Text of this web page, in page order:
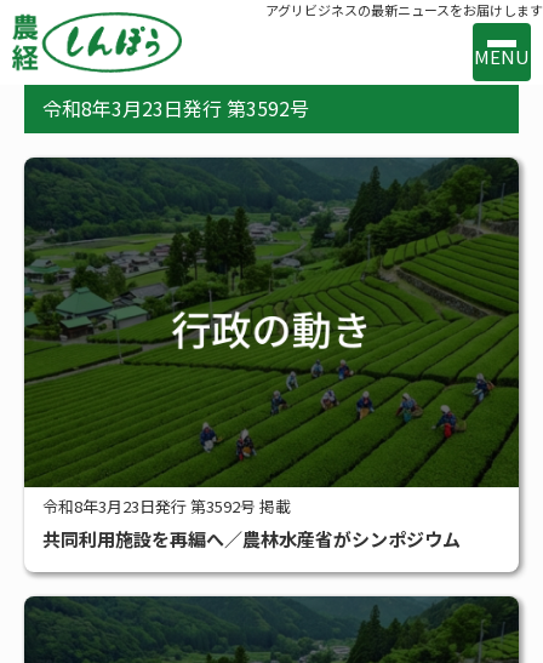
アグリビジネスの最新ニュースをお届けします
MENU
事業案内 出版案内 お問い合わせ
バックナンバー 購読のお申込み
新着 新技術・新製品 行政の動き メーカー・流通の動き
#アグリビジネス #サステナブル
令和8年3月23日発行 第3592号
令和8年3月23日発行 第3592号 掲載
共同利用施設を再編へ／農林水産省がシンポジウム